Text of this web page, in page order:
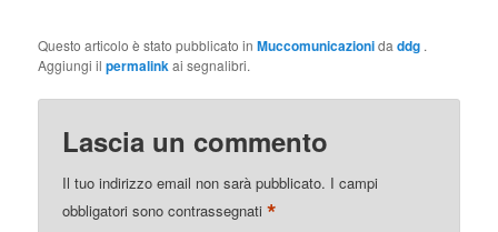
Questo articolo è stato pubblicato inMuccomunicazionidaddg .
Aggiungi ilpermalinkai segnalibri.
Lascia un commento
Il tuo indirizzo email non sarà pubblicato. I campi
obbligatori sono contrassegnati*